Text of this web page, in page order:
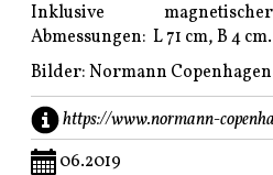
Inklusive
Abmessungen: L 71 cm, B 4 cm.
Bilder: Normann Copenhagen
https://www.normann-
06.2019